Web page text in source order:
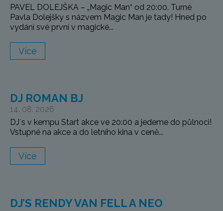
PAVEL DOLEJŠKA – „Magic Man“ od 20:00. Turné
Pavla Dolejšky s názvem Magic Man je tady! Hned po
vydání své první v magické...
Více
DJ ROMAN BJ
14. 08. 2026
DJ`s v kempu Start akce ve 20:00 a jedeme do půlnoci!
Vstupné na akce a do letního kina v ceně...
Více
DJ’S RENDY VAN FELL A NEO